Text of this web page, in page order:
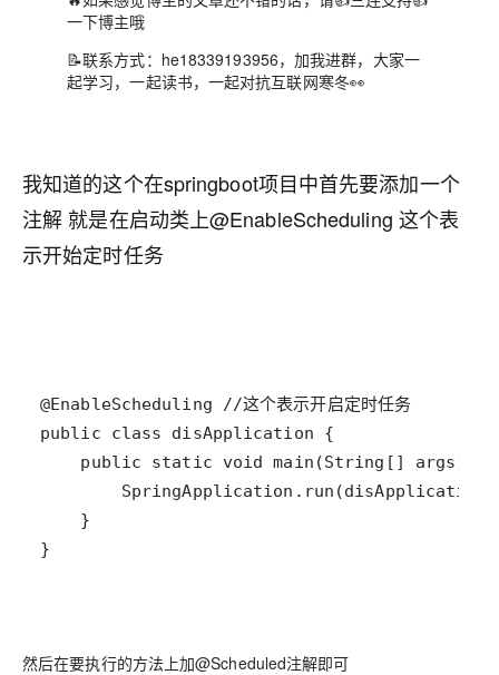
一下博主哦
📝联系方式：he18339193956，加我进群，大家一
起学习，一起读书，一起对抗互联网寒冬👀
我知道的这个在springboot项目中首先要添加一个
注解 就是在启动类上@EnableScheduling 这个表
示开始定时任务
}
然后在要执行的方法上加@Scheduled注解即可